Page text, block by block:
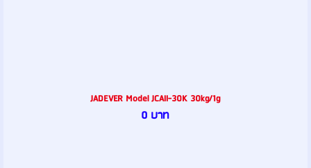
JADEVER Model JCAII-30K 30kg/1g
0 บาท